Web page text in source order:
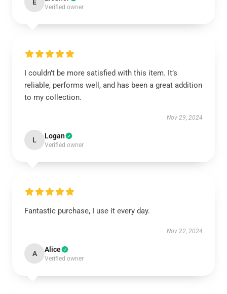
E
Verified owner
I couldn’t be more satisfied with this item. It’s
reliable, performs well, and has been a great addition
to my collection.
Nov 29, 2024
L Logan
Verified owner
Fantastic purchase, I use it every day.
Nov 22, 2024
A Alice
Verified owner